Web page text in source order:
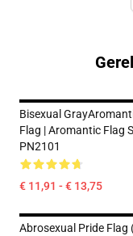
Bisexual
Flag | Aromantic Flag
PN2101
€ 11,91 - € 13,75
Abrosexual Pride Flag